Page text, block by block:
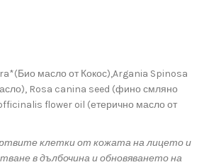
масло от Кокос),Argania Spinosa
Rosa canina seed (фино смляно
flower oil (етерично масло от
клетки от кожата на лицето и
в дълбочина и обновяването на